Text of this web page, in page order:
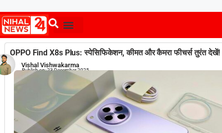
OPPO Find X8s Plus: स्पेसिफिकेशन, कीमत और कैमरा फीचर्स तुरंत देखें!
Vishal Vishwakarma
Publish on:23 December 2025